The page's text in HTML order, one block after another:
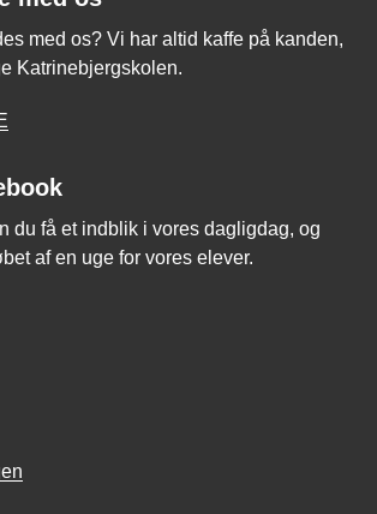
med os? Vi har altid kaffe på kanden,
Katrinebjergskolen.
du få et indblik i vores dagligdag, og
af en uge for vores elever.